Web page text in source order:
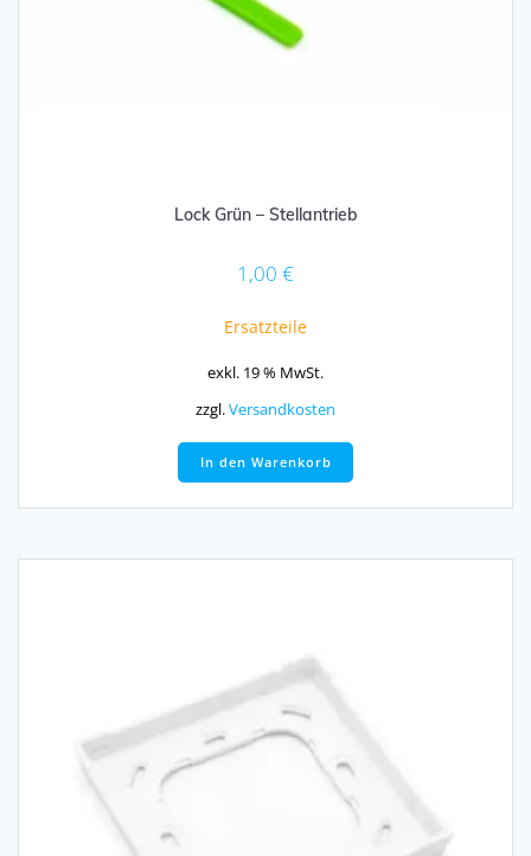
Lock Grün – Stellantrieb
1,00 €
Ersatzteile
exkl. 19 % MwSt.
zzgl.Versandkosten
In den Warenkorb